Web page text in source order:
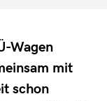
Wagen
mit
schon